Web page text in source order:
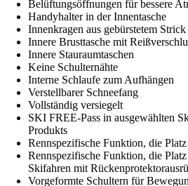
Belüftungsöffnungen für bessere
Handyhalter in der Innentasche
Innenkragen aus gebürstetem Strick
Innere Brusttasche mit
Innere Stauraumtaschen
Keine Schulternähte
Interne Schlaufe zum Aufhängen
Verstellbarer Schneefang
Vollständig versiegelt
SKI FREE-Pass in ausgewählten
Produkts
Rennspezifische Funktion, die
Rennspezifische Funktion, die
Skifahren mit
Vorgeformte Schultern für